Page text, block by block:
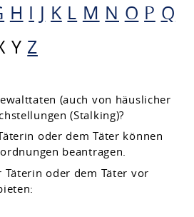
H I J K L M N O P Q
Y Z
(auch von häuslicher
(Stalking)?
oder dem Täter können
beantragen.
Täterin oder dem Täter vor